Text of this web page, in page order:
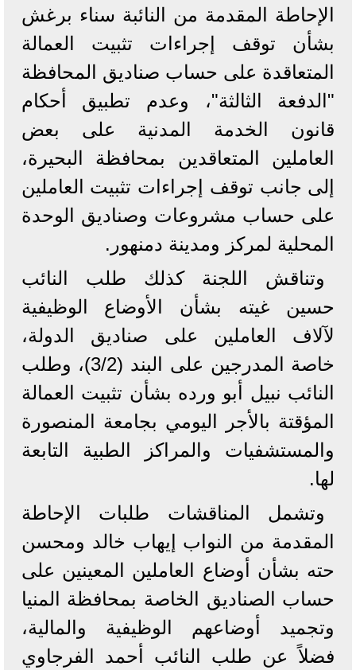
الإحاطة المقدمة من النائبة سناء برغش
بشأن توقف إجراءات تثبيت العمالة
المتعاقدة على حساب صناديق المحافظة
"الدفعة الثالثة"، وعدم تطبيق أحكام
قانون الخدمة المدنية على بعض
العاملين المتعاقدين بمحافظة البحيرة،
إلى جانب توقف إجراءات تثبيت العاملين
على حساب مشروعات وصناديق الوحدة
المحلية لمركز ومدينة دمنهور.
وتناقش اللجنة كذلك طلب النائب
حسين غيته بشأن الأوضاع الوظيفية
لآلاف العاملين على صناديق الدولة،
خاصة المدرجين على البند (3/2)، وطلب
النائب نبيل أبو ورده بشأن تثبيت العمالة
المؤقتة بالأجر اليومي بجامعة المنصورة
والمستشفيات والمراكز الطبية التابعة
لها.
وتشمل المناقشات طلبات الإحاطة
المقدمة من النواب إيهاب خالد ومحسن
حته بشأن أوضاع العاملين المعينين على
حساب الصناديق الخاصة بمحافظة المنيا
وتجميد أوضاعهم الوظيفية والمالية،
فضلاً عن طلب النائب أحمد الفرجاوي